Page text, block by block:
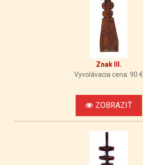
Znak III.
Vyvolávacia cena: 90 €
ZOBRAZIŤ